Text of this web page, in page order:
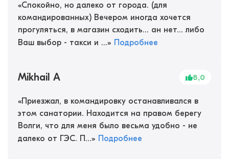
«Спокойно, но далеко от города. (для
командированных) Вечером иногда хочется
прогуляться, в магазин сходить... ан нет... либо
Ваш выбор - такси и ...» Подробнее
Mikhail A 8,0
«Приезжал, в командировку останавливался в
этом санатории. Находится на правом берегу
Волги, что для меня было весьма удобно - не
далеко от ГЭС. П...» Подробнее